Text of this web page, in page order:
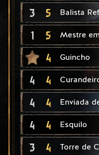
3 5 Balista
1 5 Mestre
4 Guincho
4 4
4 4 Enviada
4 4 Esquilo
3 4 Torre de